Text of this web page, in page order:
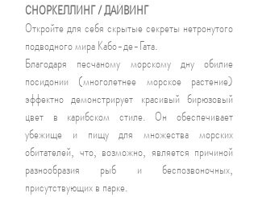
СНОРКЕЛЛИНГ / ДАЙВИНГ
Откройте для себя скрытые секреты нетронутого
подводного мира Кабо-де-Гата.
Благодаря песчаному морскому дну обилие
посидонии (многолетнее морское растение)
эффектно демонстрирует красивый бирюзовый
цвет в карибском стиле. Он обеспечивает
убежище и пищу для множества морских
обитателей, что, возможно, является причиной
разнообразия рыб и беспозвоночных,
присутствующих в парке.